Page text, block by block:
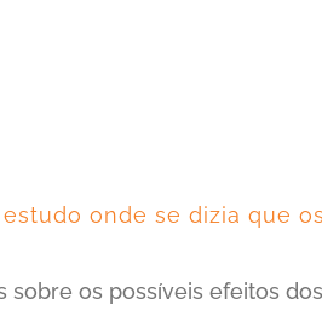
onde se dizia que
os possíveis efeitos